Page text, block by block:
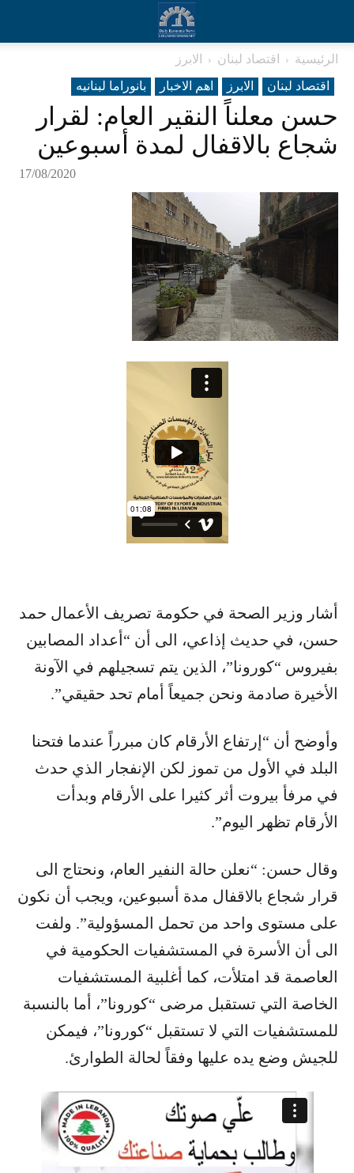
الرئيسية اقتصاد لبنان
الابرز
اقتصاد لبنان
الابرز اهم الاخبار بانوراما لبنانیه
حسن معلناً النقير العام: لقرار
شجاع بالاقفال لمدة أسبوعين
17/08/2020
أشار ​وزير الصحة​ في حكومة تصريف الأعمال ​​حمد
حسن​​، في حديث إذاعي، الى أن “أعداد المصابين
بفيروس “​كورونا​”​، الذين يتم تسجيلهم في الآونة
الأخيرة صادمة ونحن جميعاً أمام تحد حقيقي”.
وأوضح أن “إرتفاع الأرقام كان مبرراً عندما فتحنا
البلد في الأول من تموز لكن الإنفجار الذي حدث
في ​​مرفأ بيروت​​ أثر كثيرا على الأرقام وبدأت
الأرقام تظهر اليوم”.
وقال حسن: “نعلن حالة النفير العام، ونحتاج الى
قرار شجاع بالاقفال مدة أسبوعين، ويجب أن نكون
على مستوى واحد من تحمل المسؤولية”. ولفت
الى أن الأسرة في المستشفيات الحكومية في
العاصمة قد امتلأت، كما أغلبية المستشفيات
الخاصة التي تستقبل مرضى “كورونا”، أما بالنسبة
للمستشفيات التي لا تستقبل “كورونا”، فيمكن
للجيش وضع يده عليها وفقاً لحالة الطوارئ.